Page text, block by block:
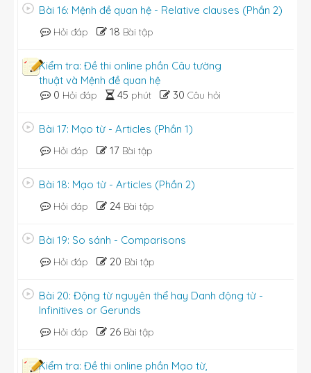
Bài 16: Mệnh đề quan hệ - Relative clauses (Phần 2)
Hỏi đáp 18 Bài tập
Kiểm tra: Đề thi online phần Câu tường
thuật và Mệnh đề quan hệ
0 Hỏi đáp 45 phút 30 Câu hỏi
Bài 17: Mạo từ - Articles (Phần 1)
Hỏi đáp 17 Bài tập
Bài 18: Mạo từ - Articles (Phần 2)
Hỏi đáp 24 Bài tập
Bài 19: So sánh - Comparisons
Hỏi đáp 20 Bài tập
Bài 20: Động từ nguyên thể hay Danh động từ -
Infinitives or Gerunds
Hỏi đáp 26 Bài tập
Kiểm tra: Đề thi online phần Mạo từ,